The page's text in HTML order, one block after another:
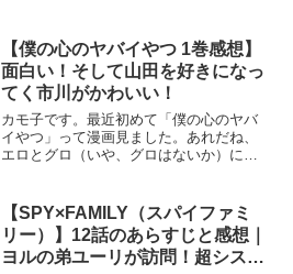
第二十五話 継子・栗花落カナヲ炭治郎の
必死の鍛錬！し...
【僕の心のヤバイやつ 1巻感想】
面白い！そして山田を好きになっ
てく市川がかわいい！
カモ子です。最近初めて「僕の心のヤバ
イやつ」って漫画見ました。あれだね、
エロとグロ（いや、グロはないか）に目
田ちゃんを好きになっていくかわいい青
春物語。中学男子の目線を楽...
【SPY×FAMILY（スパイファミ
リー）】12話のあらすじと感想｜
ヨルの弟ユーリが訪問！超シスコ